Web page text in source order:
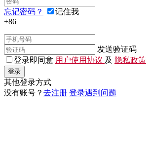
忘记密码？
记住我
+86
发送验证码
登录即同意 用户使用协议 及 隐私政策
登录
其他登录方式
没有账号？ 去注册 登录遇到问题